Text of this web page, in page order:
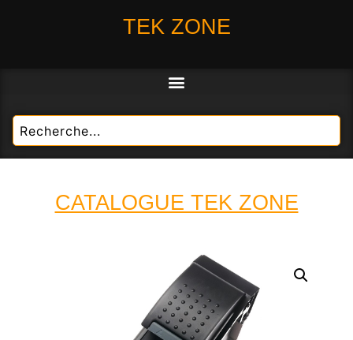
TEK ZONE
CATALOGUE TEK ZONE